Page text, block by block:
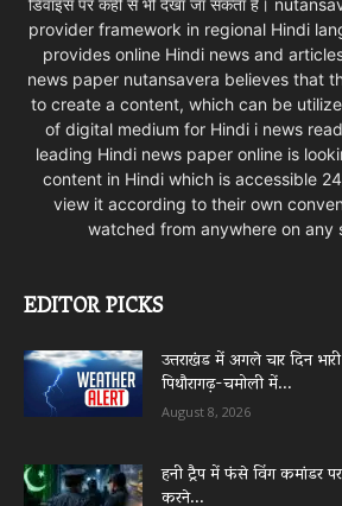
डिवाइस पर कहीं से भी देखा जा सकता है।
provider framework in regional Hindi
provides online Hindi news and
news paper nutansavera believes that
to create a content, which can be
of digital medium for Hindi i news
leading Hindi news paper online is
content in Hindi which is accessible
view it according to their own
watched from anywhere on any
EDITOR PICKS
उत्तराखंड में अगले चार दिन
पिथौरागढ़-चमोली में...
August 8, 2026
हनी ट्रैप में फंसे विंग कमांडर